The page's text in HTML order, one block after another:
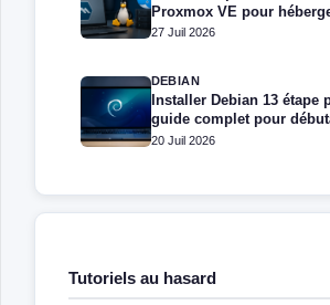
Proxmox VE pour
Docker Compose
27 Juil 2026
DEBIAN
Installer Debian 13 étape
guide complet pour
administrateurs
20 Juil 2026
Tutoriels au hasard